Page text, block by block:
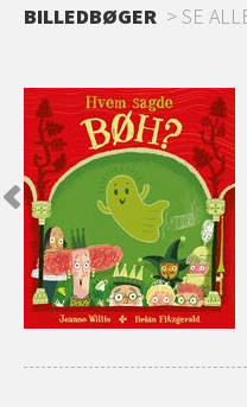
BILLEDBØGER SE